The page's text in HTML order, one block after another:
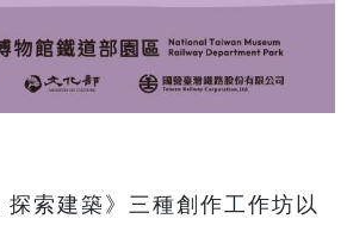
探索建築》三種創作工作坊以